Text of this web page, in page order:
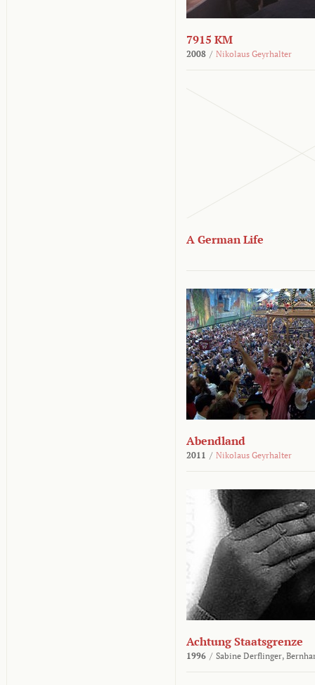
7915 KM
2008 / Nikolaus Geyrhalter
A German Life
Abendland
2011 / Nikolaus Geyrhalter
Achtung Staatsgrenze
1996 / Sabine Derflinger,